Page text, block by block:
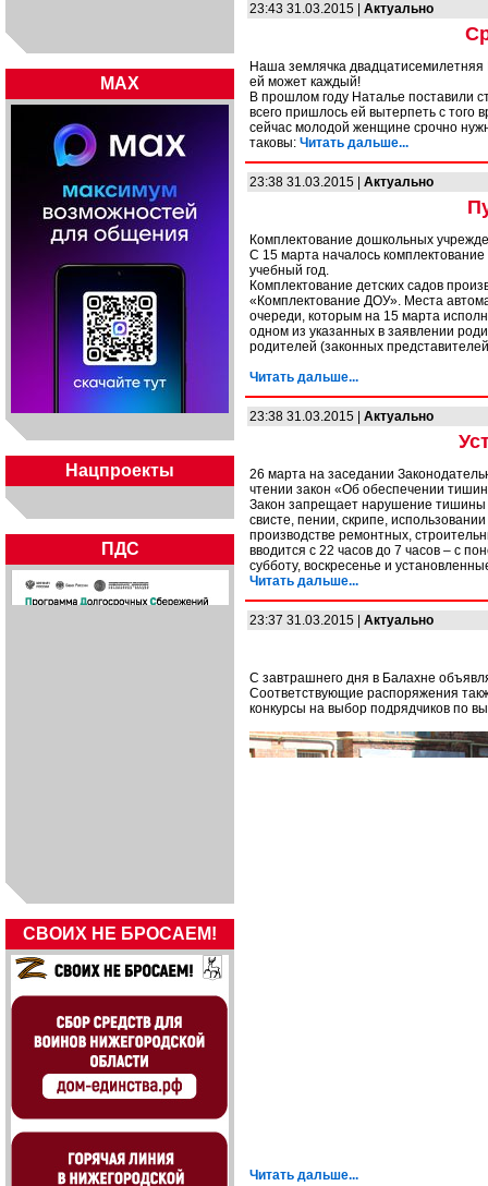
MAX
Нацпроекты
ПДС
СВОИХ НЕ БРОСАЕМ!
23:43 31.03.2015 | Актуально
Наша землячка
ей может каждый!
В прошлом году Наталье поставили
всего пришлось ей вытерпеть с того
сейчас молодой женщине срочно
таковы: Читать дальше...
23:38 31.03.2015 | Актуально
Комплектование дошкольных
С 15 марта началось
учебный год.
Комплектование детских садов
«Комплектование ДОУ». Места
очереди, которым на 15 марта
одном из указанных в заявлении
родителей (законных
Читать дальше...
23:38 31.03.2015 | Актуально
26 марта на заседании
чтении закон «Об обеспечении
Закон запрещает нарушение тишины
свисте, пении, скрипе,
производстве ремонтных,
вводится с 22 часов до 7 часов – с
субботу, воскресенье и
Читать дальше...
23:37 31.03.2015 | Актуально
С завтрашнего дня в Балахне
Соответствующие распоряжения
конкурсы на выбор подрядчиков по
Читать дальше...